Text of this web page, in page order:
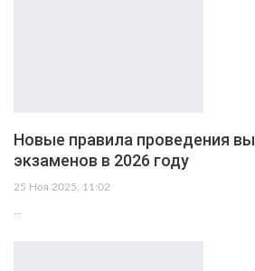
Новые правила проведения
экзаменов в 2026 году
25 Ноя 2025, 11:02
…